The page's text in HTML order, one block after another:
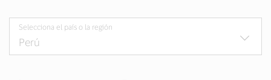
Selecciona el país o la región